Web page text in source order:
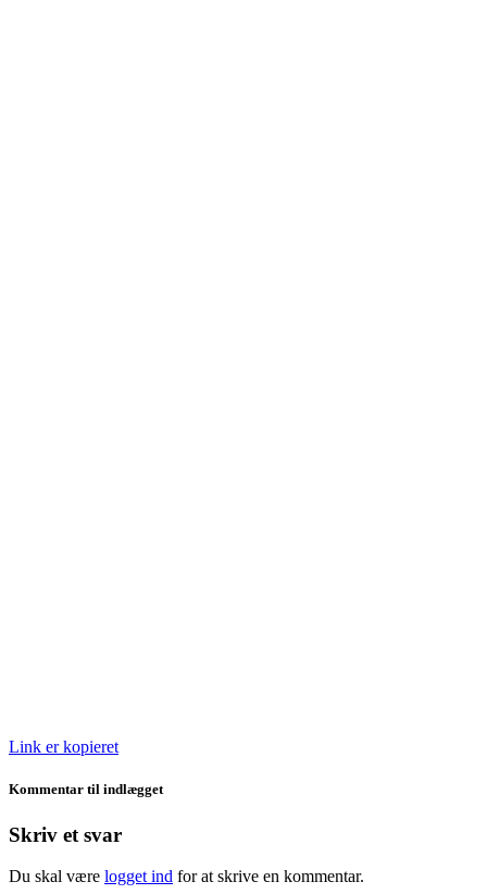
Link er kopieret
Kommentar til indlægget
Skriv et svar
Du skal være logget ind for at skrive en kommentar.